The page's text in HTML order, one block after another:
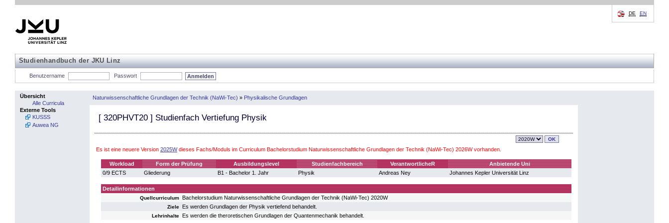
Studienhandbuch der JKU Linz
DE EN
Benutzername Passwort
Übersicht
Alle Curricula
Externe Tools
KUSSS
Auwea NG
Naturwissenschaftliche Grundlagen der Technik (NaWi-Tec) » Physikalische Grundlagen
[ 320PHVT20 ] Studienfach Vertiefung Physik
Es ist eine neuere Version 2025Wdieses Fachs/Moduls im Curriculum Bachelorstudium Naturwissenschaftliche Grundlagen der Technik (NaWi-Tec) 2026W vorhanden.
Workload Form der Prüfung Ausbildungslevel Studienfachbereich VerantwortlicheR
Anbietende Uni
0/9 ECTS
Gliederung B1 - Bachelor 1. Jahr Physik Andreas Ney Johannes Kepler Universität Linz
Detailinformationen
Quellcurriculum Bachelorstudium Naturwissenschaftliche Grundlagen der Technik (NaWi-Tec) 2020W
Ziele Es werden Grundlagen der Physik vertiefend behandelt.
Lehrinhalte Es werden die theroretischen Grundlagen der Quantenmechanik behandelt.